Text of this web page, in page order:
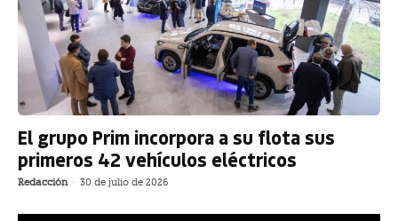
El grupo Prim incorpora a su flota sus
primeros 42 vehículos eléctricos
Redacción - 30 de julio de 2026